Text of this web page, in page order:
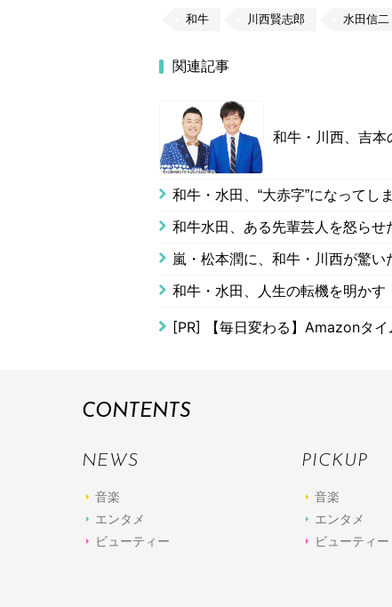
和牛 川西賢志郎 水田信二
関連記事
和牛・川西、吉本
和牛・水田、“大赤字”になってし
和牛水田、ある先輩芸人を怒ら
嵐・松本潤に、和牛・川西が驚い
和牛・水田、人生の転機を明かす
[PR] 【毎日変わる】Amazonタ
CONTENTS
NEWS
音楽
エンタメ
ビューティー
PICKUP
音楽
エンタメ
ビューティー